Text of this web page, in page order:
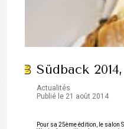
Südback
Actualités
Publié le 21 août 2014
Pour sa 25ème édition, le